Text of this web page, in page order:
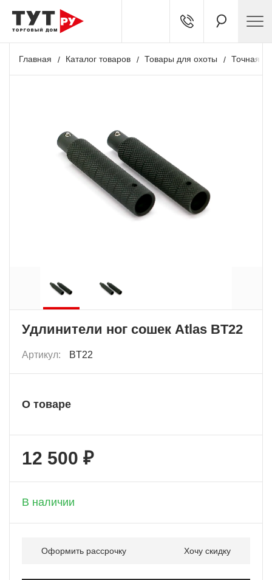
Главная Каталог товаров Товары для охоты Точная
Удлинители ног сошек Atlas BT22
Артикул: BT22
О товаре
12 500 ₽
В наличии
Оформить рассрочку Хочу скидку